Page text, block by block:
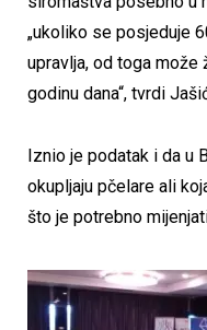
„ukoliko se posjeduje
upravlja, od toga
godinu dana“, tvrdi
Iznio je podatak i da u
okupljaju pčelare ali
što je potrebno